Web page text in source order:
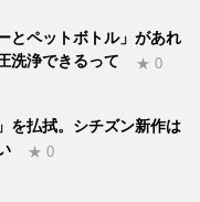
とペットボトル」があれ
洗浄できるって
★ 0
を払拭。シチズン新作は
★ 0